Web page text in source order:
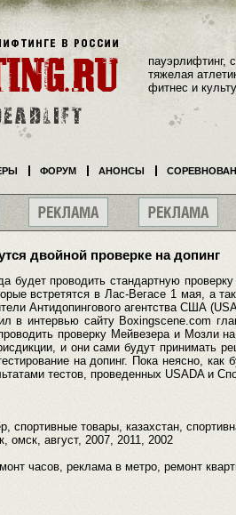
двойной проверке на допинг
будет проводить стандартную
встретятся в Лас-Вегасе 1 мая, а
Антидопингового агентства США
в интервью сайту Boxingscene.com
проверку Мейвезера и Мозли
и они сами будут принимать
на допинг. Пока неясно, как
тестов, проведенных USADA и
спортивные товары, казахстан,
омск, август, 2007, 2011, 2002
часов, реклама в метро, ремонт
пауэрлифтинг,
тяжелая
фитнес и
ФОРУМ АНОНСЫ